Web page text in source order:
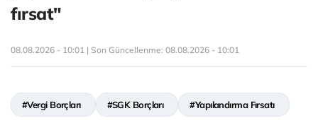
fırsat"
08.08.2026 - 10:01 | Son Güncellenme: 08.08.2026 - 10:01
#Vergi Borçları #SGK Borçları #Yapılandırma Fırsatı